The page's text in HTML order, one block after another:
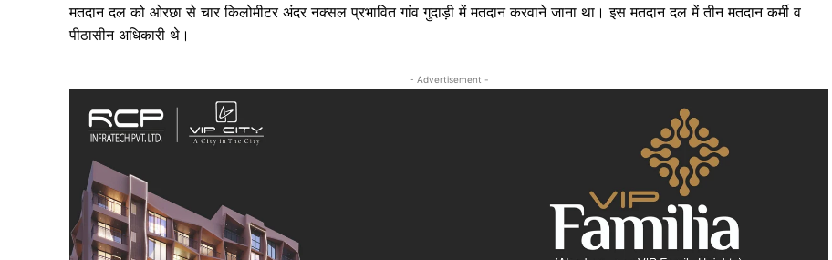
Khabarchalisa News
Trending Now
शहर एवं राज्य
क्राइम
खेल खबर
मतदान दल को ओरछा से चार किलोमीटर अंदर नक्सल प्रभावित गांव गुदाड़ी में मतदान करवाने जाना था। इस मतदान दल में तीन मतदान कर्मी व
पीठासीन अधिकारी थे।
- Advertisement -